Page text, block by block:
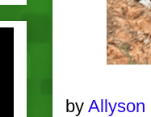
by